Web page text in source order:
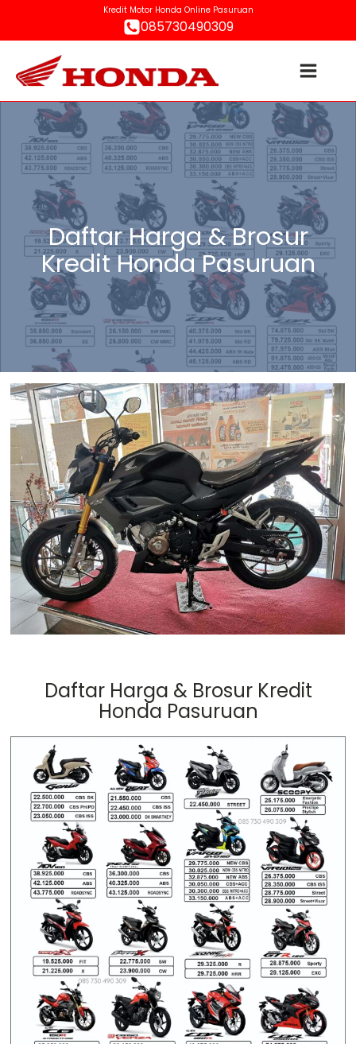
Kredit Motor Honda Online Pasuruan
085730490309
Daftar Harga & Brosur
Kredit Honda Pasuruan
Daftar Harga & Brosur Kredit
Honda Pasuruan